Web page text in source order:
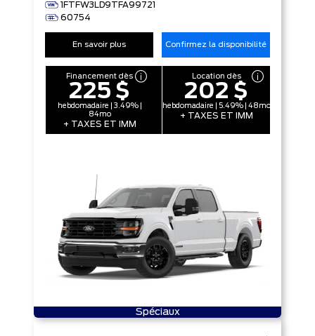
1FTFW3LD9TFA99721
60754
En savoir plus Confirmez la disponibilité
Financement dès
225 $
hebdomadaire | 3.49% |
84mo
+ TAXES ET IMM
Location dès
202 $
hebdomadaire | 5.49% | 48mo
+ TAXES ET IMM
Spéciaux